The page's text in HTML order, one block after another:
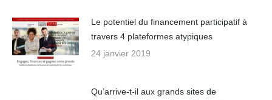
Le potentiel du financement participatif à
travers 4 plateformes atypiques
24 janvier 2019
Qu’arrive-t-il aux grands sites de